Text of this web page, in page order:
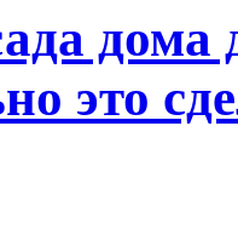
это